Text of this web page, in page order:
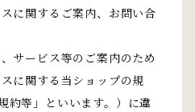
に関するご案内、お問い合
サービス等のご案内のため
に関する当ショップの規
約等」といいます。）に違